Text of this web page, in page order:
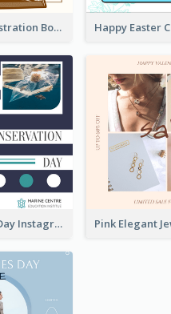
Brown Book Illustration Book And Copyright Day Instagram Post
World Wildlife Day Instagram Post